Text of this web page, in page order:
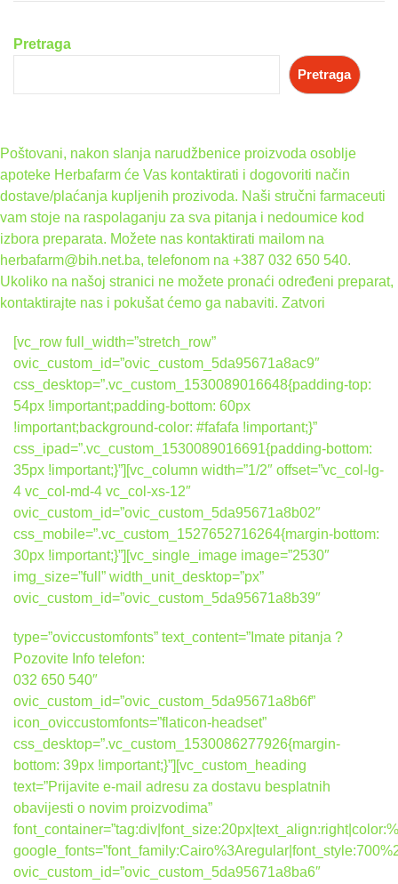
Pretraga
Pretraga
Poštovani, nakon slanja narudžbenice proizvoda osoblje
apoteke Herbafarm će Vas kontaktirati i dogovoriti način
dostave/plaćanja kupljenih prozivoda. Naši stručni farmaceuti
vam stoje na raspolaganju za sva pitanja i nedoumice kod
izbora preparata. Možete nas kontaktirati mailom na
herbafarm@bih.net.ba, telefonom na +387 032 650 540.
Ukoliko na našoj stranici ne možete pronaći određeni preparat,
kontaktirajte nas i pokušat ćemo ga nabaviti. Zatvori
[vc_row full_width=”stretch_row”
ovic_custom_id=”ovic_custom_5da95671a8ac9″
css_desktop=”.vc_custom_1530089016648{padding-top:
54px !important;padding-bottom: 60px
!important;background-color: #fafafa !important;}”
css_ipad=”.vc_custom_1530089016691{padding-bottom:
35px !important;}”][vc_column width=”1/2″ offset=”vc_col-lg-
4 vc_col-md-4 vc_col-xs-12″
ovic_custom_id=”ovic_custom_5da95671a8b02″
css_mobile=”.vc_custom_1527652716264{margin-bottom:
30px !important;}”][vc_single_image image=”2530″
img_size=”full” width_unit_desktop=”px”
ovic_custom_id=”ovic_custom_5da95671a8b39″
type=”oviccustomfonts” text_content=”Imate pitanja ?
Pozovite Info telefon:
032 650 540″
ovic_custom_id=”ovic_custom_5da95671a8b6f”
icon_oviccustomfonts=”flaticon-headset”
css_desktop=”.vc_custom_1530086277926{margin-
bottom: 39px !important;}”][vc_custom_heading
text=”Prijavite e-mail adresu za dostavu besplatnih
obavijesti o novim proizvodima”
ovic_custom_id=”ovic_custom_5da95671a8ba6″